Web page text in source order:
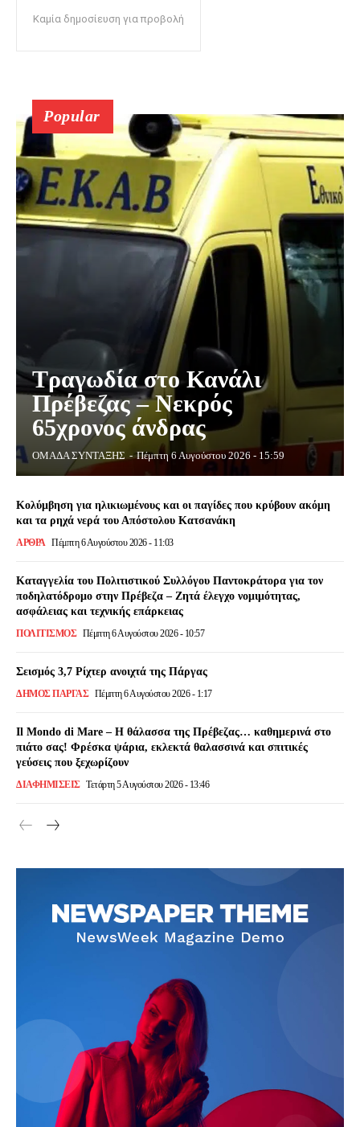
Καμία δημοσίευση για προβολή
Popular
Τραγωδία στο Κανάλι
Πρέβεζας – Νεκρός
65χρονος άνδρας
ΟΜΑΔΑ ΣΥΝΤΑΞΗΣ - Πέμπτη 6 Αυγούστου 2026 - 15:59
Κολύμβηση για ηλικιωμένους και οι παγίδες που κρύβουν ακόμη
και τα ρηχά νερά του Απόστολου Κατσανάκη
ΑΡΘΡΑ Πέμπτη 6 Αυγούστου 2026 - 11:03
Καταγγελία του Πολιτιστικού Συλλόγου Παντοκράτορα για τον
ποδηλατόδρομο στην Πρέβεζα – Ζητά έλεγχο νομιμότητας,
ασφάλειας και τεχνικής επάρκειας
ΠΟΛΙΤΙΣΜΌΣ Πέμπτη 6 Αυγούστου 2026 - 10:57
Σεισμός 3,7 Ρίχτερ ανοιχτά της Πάργας
ΔΉΜΟΣ ΠΆΡΓΑΣ Πέμπτη 6 Αυγούστου 2026 - 1:17
Il Mondo di Mare – Η θάλασσα της Πρέβεζας… καθημερινά στο
πιάτο σας! Φρέσκα ψάρια, εκλεκτά θαλασσινά και σπιτικές
γεύσεις που ξεχωρίζουν
ΔΙΑΦΗΜΙΣΕΙΣ Τετάρτη 5 Αυγούστου 2026 - 13:46